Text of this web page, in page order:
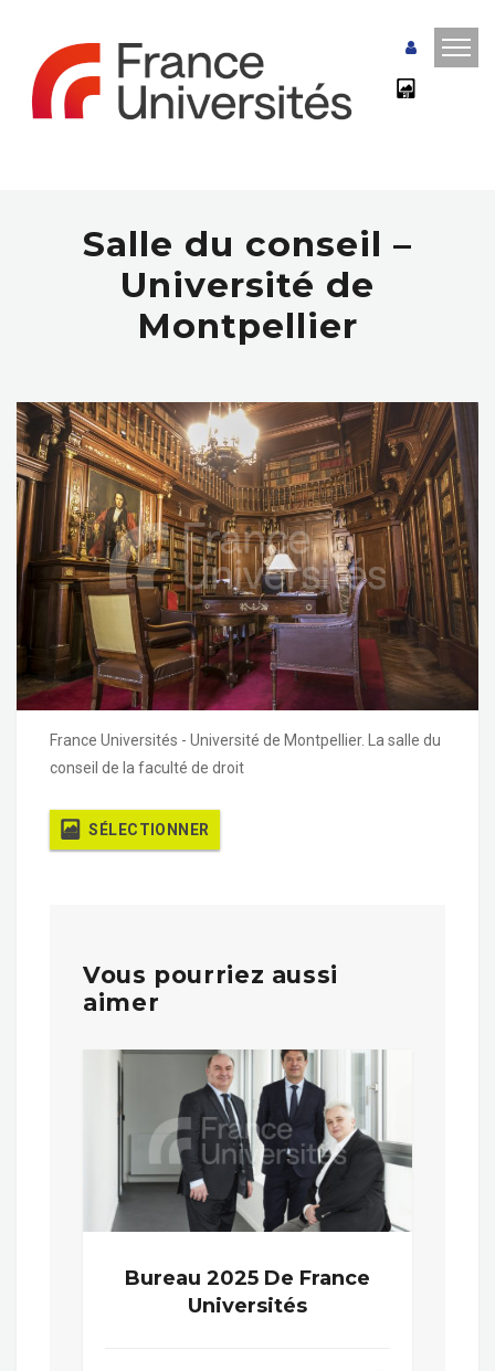
Salle du conseil –
Université de
Montpellier
France Universités - Université de Montpellier. La salle du
conseil de la faculté de droit
SÉLECTIONNER
Vous pourriez aussi
aimer
Bureau 2025 De France
Universités